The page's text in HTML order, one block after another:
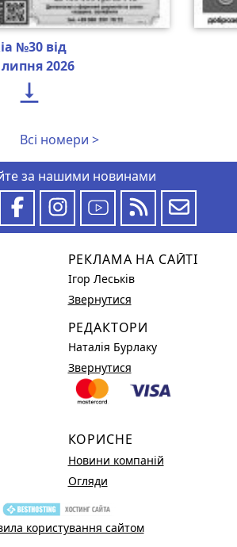
№30 від
2026

Всі номери >
за нашими новинами
РЕКЛАМА НА САЙТІ
Ігор Леськів
Звернутися
РЕДАКТОРИ
Наталія Бурлаку
Звернутися
КОРИСНЕ
Новини компаній
Огляди
користування сайтом